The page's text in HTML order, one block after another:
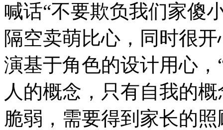
喊话“不要欺负我们家傻
隔空卖萌比心，同时很
演基于角色的设计用心
人的概念，只有自我的
脆弱，需要得到家长的照